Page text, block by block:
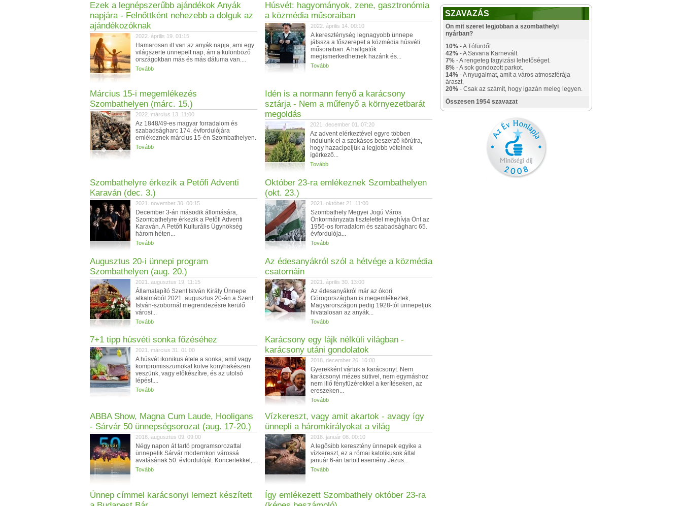
Ezek a legnépszerűbb ajándékok Anyák
napjára - Felnőttként nehezebb a dolguk az
ajándékozóknak
2022. április 19. 01:15
Hamarosan itt van az anyák napja, ami egy
világszerte ünnepelt nap, ám a különböző
országokban más és más dátuma van....
Tovább
Húsvét: hagyományok, zene, gasztronómia
a közmédia műsoraiban
2022. április 14. 00:10
A kereszténység legnagyobb ünnepe
játssza a főszerepet a közmédia húsvéti
műsoraiban. A hallgatók
megismerkedhetnek hazánk és...
Tovább
Március 15-i megemlékezés
Szombathelyen (márc. 15.)
2022. március 13. 11:00
Az 1848/49-es magyar forradalom és
szabadságharc 174. évfordulójára
emlékeznek március 15-én Szombathelyen.
Tovább
Idén is a normann fenyő a karácsony
sztárja - Nem a műfenyő a környezetbarát
megoldás
2021. december 01. 07:20
Az advent elérkeztével egyre többen
indulunk el a szokásos beszerző körútra,
hogy hazacipeljük a legjobb vételnek
ígérkező...
Tovább
Szombathelyre érkezik a Petőfi Adventi
Karaván (dec. 3.)
2021. november 30. 00:15
December 3-án második állomására,
Szombathelyre érkezik a Petőfi Adventi
Karaván. A Petőfi Kulturális Ügynökség
három héten...
Tovább
Október 23-ra emlékeznek Szombathelyen
(okt. 23.)
2021. október 21. 11:00
Szombathely Megyei Jogú Város
Önkormányzata tisztelettel meghívja Önt az
1956-os forradalom és szabadságharc 65.
évfordulója...
Tovább
Augusztus 20-i ünnepi program
Szombathelyen (aug. 20.)
2021. augusztus 19. 11:15
Államalapító Szent István Király Ünnepe
alkalmából 2021. augusztus 20-án a Szent
István-szobornál megrendezésre kerülő
városi...
Tovább
Az édesanyákról szól a hétvége a közmédia
csatornáin
2021. április 30. 13:00
Az édesanyákról már az ókori
Görögországban is megemlékeztek,
Magyarországon pedig 1928-tól ünnepeljük
hivatalosan az anyák...
Tovább
7+1 tipp húsvéti sonka főzéséhez
2021. március 31. 01:00
A húsvét ikonikus étele a sonka, amit vagy
kompromisszumokat kötve konyhakészen
veszünk, vagy előkészítve, és az utolsó
lépést,...
Tovább
Karácsony egy lájk nélküli világban -
karácsony utáni gondolatok
2018. december 26. 10:00
Gyerekként vártuk a karácsonyt. Nem
karácsonyi mézes sütivel, nem egymáshoz
nem illő fényfüzérekkel a kerítéseken, az
ereszeken...
Tovább
ABBA Show, Magna Cum Laude, Hooligans
- Sárvár 50 ünnepségsorozat (aug. 17-20.)
2018. augusztus 09. 09:00
Négy napon át tartó programsorozattal
ünnepelik Sárvár modernkori várossá
avatásának 50. évfordulóját. Koncertekkel,...
Tovább
Vízkereszt, vagy amit akartok - avagy így
ünnepli a háromkirályokat a világ
2018. január 08. 00:10
A legősibb keresztény ünnepek egyike a
vízkereszt, ez a római katolikusok által
január 6-án tartott esemény Jézus...
Tovább
Ünnep címmel karácsonyi lemezt készített
Így emlékezett Szombathely október 23-ra
SZAVAZÁS
Ön mit szeret legjobban a szombathelyi
nyárban?
10% - A Tófürdőt.
42% - A Savaria Karnevált.
7% - A rengeteg fagyizási lehetőséget.
8% - A sok gondozott parkot.
14% - A nyugalmat, amit a város atmoszférája
áraszt.
20% - Csak az számít, hogy igazán meleg legyen.
Összesen 1954 szavazat